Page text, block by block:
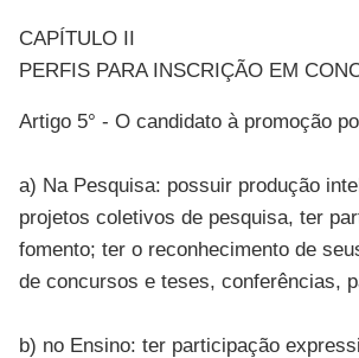
CAPÍTULO II
PERFIS PARA INSCRIÇÃO EM
Artigo 5° - O candidato à promoção
a) Na Pesquisa: possuir produção
projetos coletivos de pesquisa, ter
fomento; ter o reconhecimento de
de concursos e teses, conferências,
b) no Ensino: ter participação